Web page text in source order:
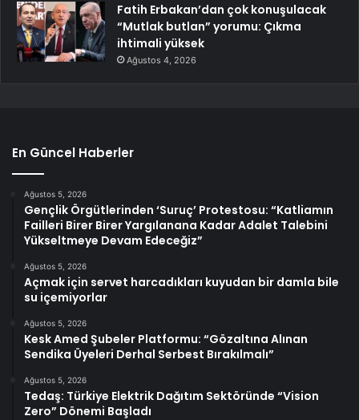
Fatih Erbakan’dan çok konuşulacak
“Mutlak butlan” yorumu: Çıkma
ihtimali yüksek
Ağustos 4, 2026
En Güncel Haberler
Ağustos 5, 2026
Gençlik Örgütlerinden ‘Suruç’ Protestosu: “Katliamın
Failleri Birer Birer Yargılanana Kadar Adalet Talebini
Yükseltmeye Devam Edeceğiz”
Ağustos 5, 2026
Açmak için servet harcadıkları kuyudan bir damla bile
su içemiyorlar
Ağustos 5, 2026
Kesk Amed Şubeler Platformu: “Gözaltına Alınan
Sendika Üyeleri Derhal Serbest Bırakılmalı”
Ağustos 5, 2026
Tedaş: Türkiye Elektrik Dağıtım Sektöründe “Vision
Zero” Dönemi Başladı